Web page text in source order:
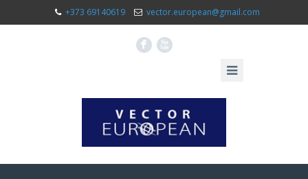
+373 69140619 vector.european@gmail.com
F X